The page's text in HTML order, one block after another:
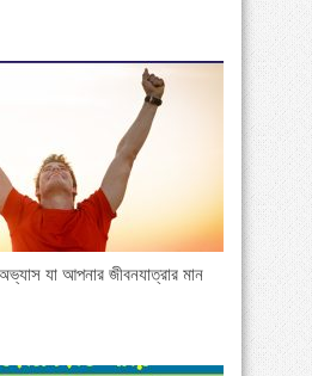
যা আপনার জীবনযাত্রার মান